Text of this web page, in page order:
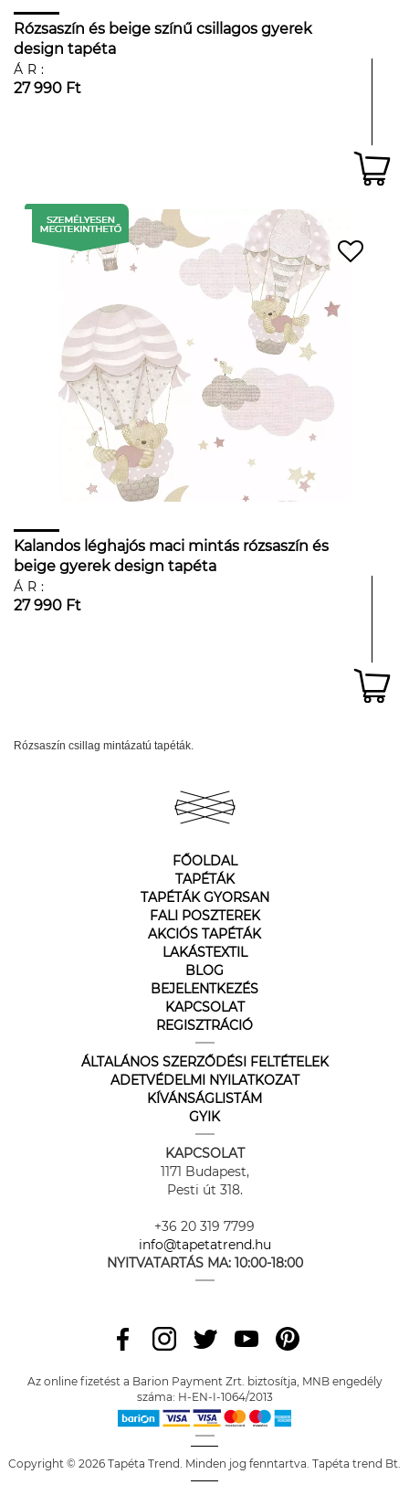
Rózsaszín és beige színű csillagos gyerek
design tapéta
ÁR:
27 990 Ft
Kalandos léghajós maci mintás rózsaszín és
beige gyerek design tapéta
ÁR:
27 990 Ft
Rózsaszín csillag mintázatú tapéták.
FŐOLDAL
TAPÉTÁK
TAPÉTÁK GYORSAN
FALI POSZTEREK
AKCIÓS TAPÉTÁK
LAKÁSTEXTIL
BLOG
BEJELENTKEZÉS
KAPCSOLAT
REGISZTRÁCIÓ
ÁLTALÁNOS SZERZŐDÉSI FELTÉTELEK
ADETVÉDELMI NYILATKOZAT
KÍVÁNSÁGLISTÁM
GYIK
KAPCSOLAT
1171 Budapest,
Pesti út 318.
+36 20 319 7799
info@tapetatrend.hu
NYITVATARTÁS MA: 10:00-18:00
Az online fizetést a Barion Payment Zrt. biztosítja, MNB engedély
száma: H-EN-I-1064/2013
Copyright © 2026 Tapéta Trend. Minden jog fenntartva. Tapéta trend Bt.